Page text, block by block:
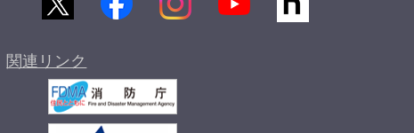
関連リンク